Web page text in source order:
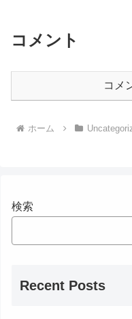
コメント
コメ
ホーム
検索
Recent Posts